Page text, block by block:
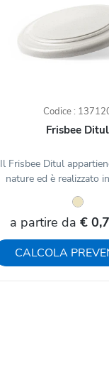
Codice :
Frisbee Ditul
Il Frisbee Ditul
nature ed è realizzato
a partire da €
CALCOLA